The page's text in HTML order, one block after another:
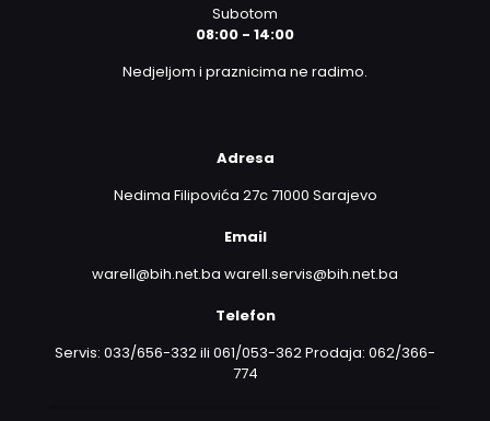
Subotom
08:00 - 14:00
Nedjeljom i praznicima ne radimo.
Adresa
Nedima Filipovića 27c 71000 Sarajevo
Email
warell@bih.net.ba warell.servis@bih.net.ba
Telefon
Servis: 033/656-332 ili 061/053-362 Prodaja: 062/366-
774